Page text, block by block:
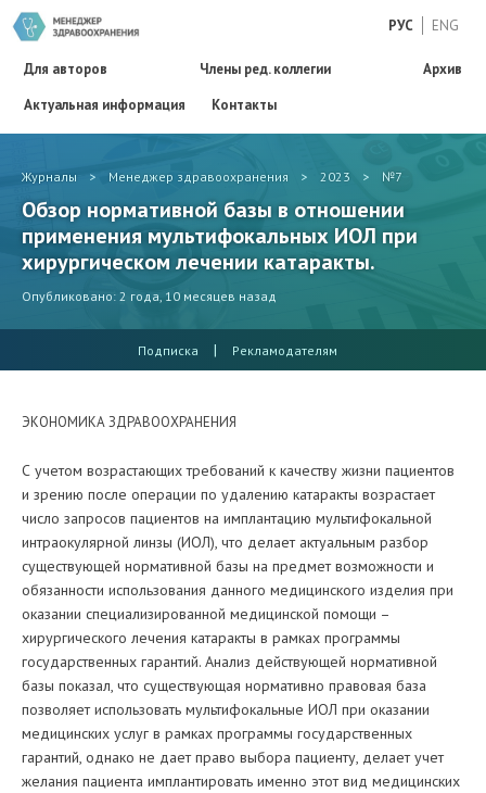
РУС ENG
Для авторов Члены ред. коллегии
Архив
Актуальная информация
Контакты
Журналы > Менеджер здравоохранения > 2023 > №7
Обзор нормативной базы в отношении
применения мультифокальных ИОЛ при
хирургическом лечении катаракты.
Опубликовано: 2 года, 10 месяцев назад
Подписка | Рекламодателям
ЭКОНОМИКА ЗДРАВООХРАНЕНИЯ
С учетом возрастающих требований к качеству жизни пациентов
и зрению после операции по удалению катаракты возрастает
число запросов пациентов на имплантацию мультифокальной
интраокулярной линзы (ИОЛ), что делает актуальным разбор
существующей нормативной базы на предмет возможности и
обязанности использования данного медицинского изделия при
оказании специализированной медицинской помощи –
хирургического лечения катаракты в рамках программы
государственных гарантий. Анализ действующей нормативной
базы показал, что существующая нормативно правовая база
позволяет использовать мультифокальные ИОЛ при оказании
медицинских услуг в рамках программы государственных
гарантий, однако не дает право выбора пациенту, делает учет
желания пациента имплантировать именно этот вид медицинских